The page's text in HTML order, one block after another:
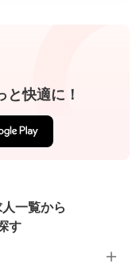
と快適に！
一覧から
す